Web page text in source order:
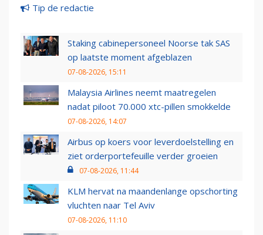
Tip de redactie
Staking cabinepersoneel Noorse tak SAS
op laatste moment afgeblazen
07-08-2026, 15:11
Malaysia Airlines neemt maatregelen
nadat piloot 70.000 xtc-pillen smokkelde
07-08-2026, 14:07
Airbus op koers voor leverdoelstelling en
ziet orderportefeuille verder groeien
07-08-2026, 11:44
KLM hervat na maandenlange opschorting
vluchten naar Tel Aviv
07-08-2026, 11:10